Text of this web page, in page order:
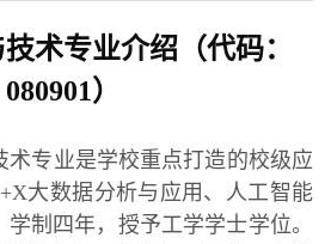
术专业介绍（代码：
080901）
术专业是学校重点打造的校级应
大数据分析与应用、人工智能
制四年，授予工学学士学位。